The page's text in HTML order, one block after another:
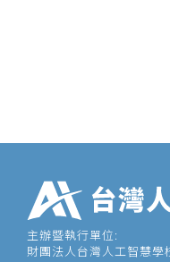
主辦暨執行單位:
財團法人台灣人工智慧學